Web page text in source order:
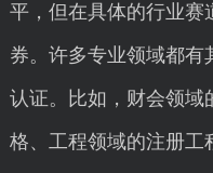
平，但在具体的行业赛
券。许多专业领域都
认证。比如，财会领域
格、工程领域的注册工